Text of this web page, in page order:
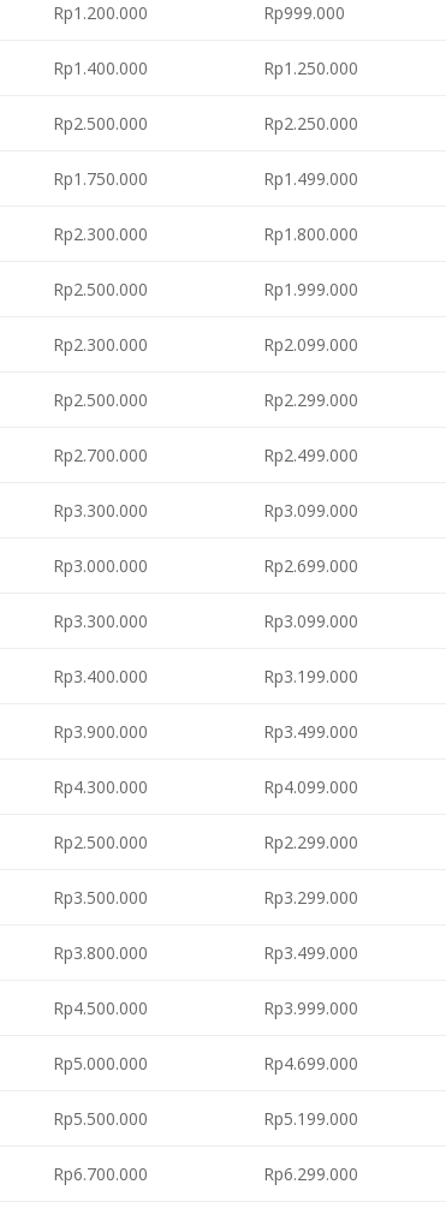
Rp1.200.000 Rp999.000
Rp1.400.000 Rp1.250.000
Rp2.500.000 Rp2.250.000
Rp1.750.000 Rp1.499.000
Rp2.300.000 Rp1.800.000
Rp2.500.000 Rp1.999.000
Rp2.300.000 Rp2.099.000
Rp2.500.000 Rp2.299.000
Rp2.700.000 Rp2.499.000
Rp3.300.000 Rp3.099.000
Rp3.000.000 Rp2.699.000
Rp3.300.000 Rp3.099.000
Rp3.400.000 Rp3.199.000
Rp3.900.000 Rp3.499.000
Rp4.300.000 Rp4.099.000
Rp2.500.000 Rp2.299.000
Rp3.500.000 Rp3.299.000
Rp3.800.000 Rp3.499.000
Rp4.500.000 Rp3.999.000
Rp5.000.000 Rp4.699.000
Rp5.500.000 Rp5.199.000
Rp6.700.000 Rp6.299.000